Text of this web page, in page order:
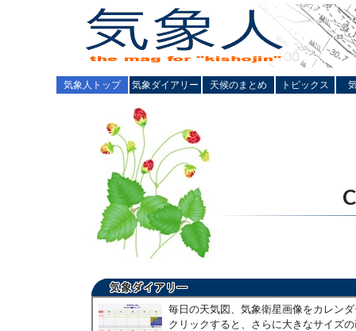
気象人トップ 気象ダイアリー 天候のまとめ トピックス
毎日の天気図、気象衛星画像をカレン
クリックすると、さらに大きなサイズ